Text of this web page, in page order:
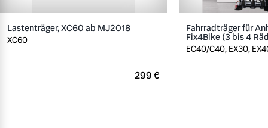
Lastenträger, XC60 ab MJ2018
XC60
299 €
Fahrradträger für
Fix4Bike (3 bis 4
EC40/C40, EX30,